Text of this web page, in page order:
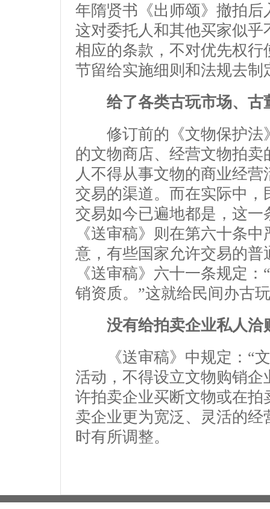
年隋贤书《出师颂》撤拍
这对委托人和其他买家似
相应的条款，不对优先权
节留给实施细则和法规去制
给了各类古玩市场、
修订前的《文物保护法
的文物商店、经营文物拍
人不得从事文物的商业经
交易的渠道。而在实际中
交易如今已遍地都是，这
《送审稿》则在第六十条
意，有些国家允许交易的
《送审稿》六十一条规定
销资质。”这就给民间办古
没有给拍卖企业私人洽
《送审稿》中规定：“文
活动，不得设立文物购销
许拍卖企业买断文物或在
卖企业更为宽泛、灵活的
时有所调整。